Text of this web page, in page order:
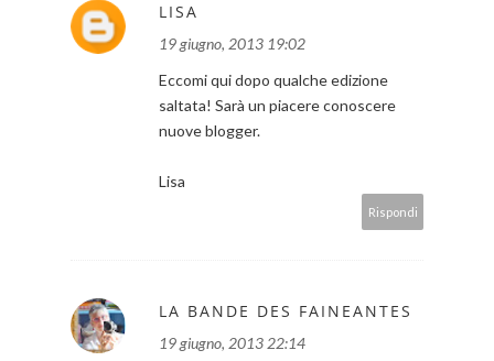
LISA
19 giugno, 2013 19:02
Eccomi qui dopo qualche edizione
saltata! Sarà un piacere conoscere
nuove blogger.
Lisa
Rispondi
LA BANDE DES FAINEANTES
19 giugno, 2013 22:14